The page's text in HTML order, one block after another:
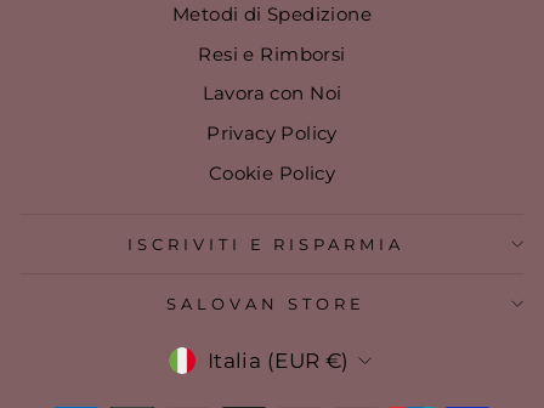
Metodi di Spedizione
Resi e Rimborsi
Lavora con Noi
Privacy Policy
Cookie Policy
ISCRIVITI E RISPARMIA
SALOVAN STORE
VALUTA
Italia (EUR €)